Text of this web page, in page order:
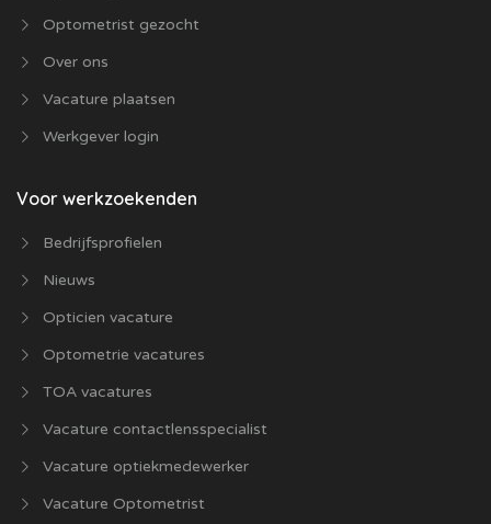
Optometrist gezocht
Over ons
Vacature plaatsen
Werkgever login
Voor werkzoekenden
Bedrijfsprofielen
Nieuws
Opticien vacature
Optometrie vacatures
TOA vacatures
Vacature contactlensspecialist
Vacature optiekmedewerker
Vacature Optometrist